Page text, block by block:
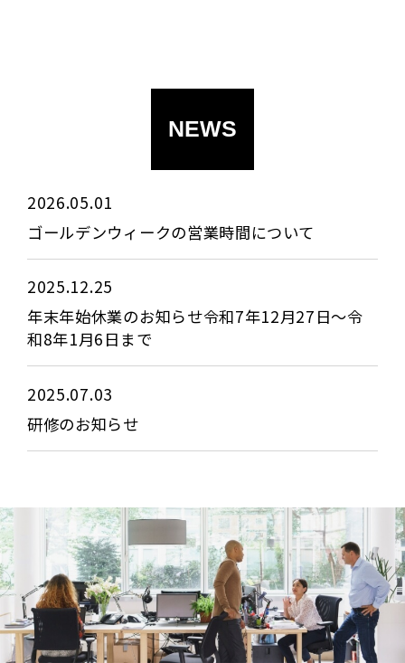
NEWS
2026.05.01
ゴールデンウィークの営業時間について
2025.12.25
年末年始休業のお知らせ令和7年12月27日～令
和8年1月6日まで
2025.07.03
研修のお知らせ